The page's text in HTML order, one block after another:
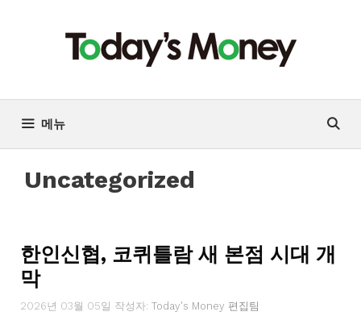
기
메뉴
Uncategorized
한인신협, 코퀴틀람 새 본점 시대 개
막
2026년 03월 05일 작성자: Today's Money 편집팀